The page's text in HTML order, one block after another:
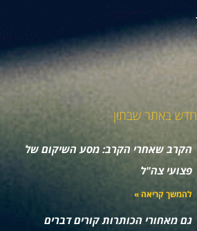
חדש באתר שבתון
הקרב שאחרי הקרב: מסע השיקום של
פצועי צה"ל
להמשך קריאה »
גם מאחורי הכותרות קורים דברים